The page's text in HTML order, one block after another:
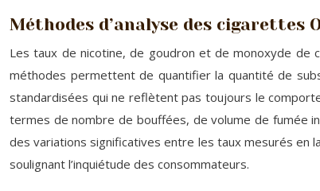
Méthodes d’analyse des cigarettes
Les taux de nicotine, de goudron et de monoxyde de
méthodes permettent de quantifier la quantité de
standardisées qui ne reflètent pas toujours le
termes de nombre de bouffées, de volume de fumée
des variations significatives entre les taux mesurés en
soulignant l’inquiétude des consommateurs.